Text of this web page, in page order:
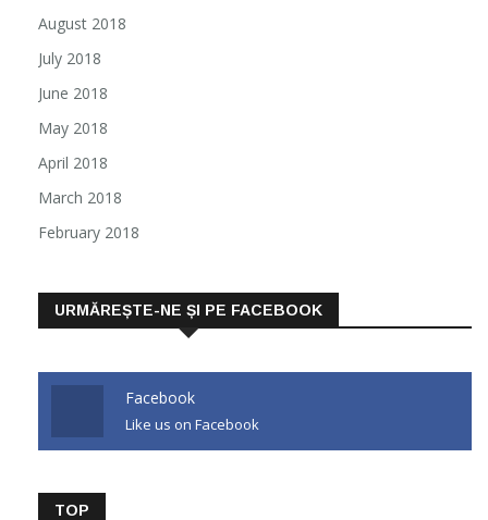
August 2018
July 2018
June 2018
May 2018
April 2018
March 2018
February 2018
URMĂREȘTE-NE ȘI PE FACEBOOK
Facebook
Like us on Facebook
TOP